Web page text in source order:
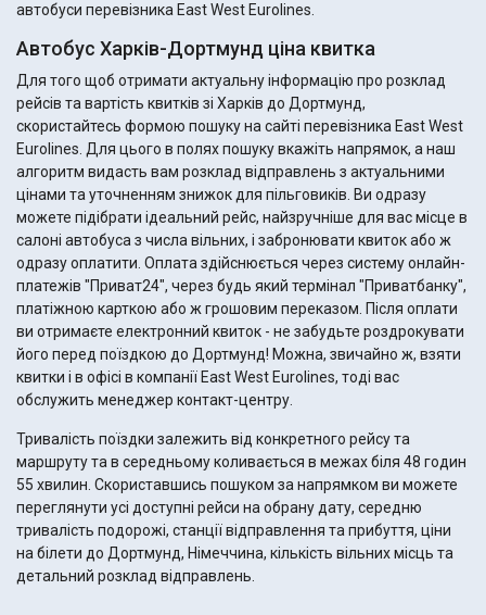
автобуси перевізника East West Eurolines.
Автобус Харків-Дортмунд ціна квитка
Для того щоб отримати актуальну інформацію про розклад
рейсів та вартість квитків зі Харків до Дортмунд,
скористайтесь формою пошуку на сайті перевізника East West
Eurolines. Для цього в полях пошуку вкажіть напрямок, а наш
алгоритм видасть вам розклад відправлень з актуальними
цінами та уточненням знижок для пільговиків. Ви одразу
можете підібрати ідеальний рейс, найзручніше для вас місце в
салоні автобуса з числа вільних, і забронювати квиток або ж
одразу оплатити. Оплата здійснюється через систему онлайн-
платежів "Приват24", через будь який термінал "Приватбанку",
платіжною карткою або ж грошовим переказом. Після оплати
ви отримаєте електронний квиток - не забудьте роздрокувати
його перед поїздкою до Дортмунд! Можна, звичайно ж, взяти
квитки і в офісі в компанії East West Eurolines, тоді вас
обслужить менеджер контакт-центру.
Тривалість поїздки залежить від конкретного рейсу та
маршруту та в середньому коливається в межах біля 48 годин
55 хвилин. Скориставшись пошуком за напрямком ви можете
переглянути усі доступні рейси на обрану дату, середню
тривалість подорожі, станції відправлення та прибуття, ціни
на білети до Дортмунд, Німеччина, кількість вільних місць та
детальний розклад відправлень.